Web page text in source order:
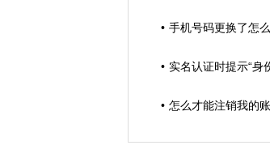
手机号码更换了怎
实名认证时提示“身
怎么才能注销我的